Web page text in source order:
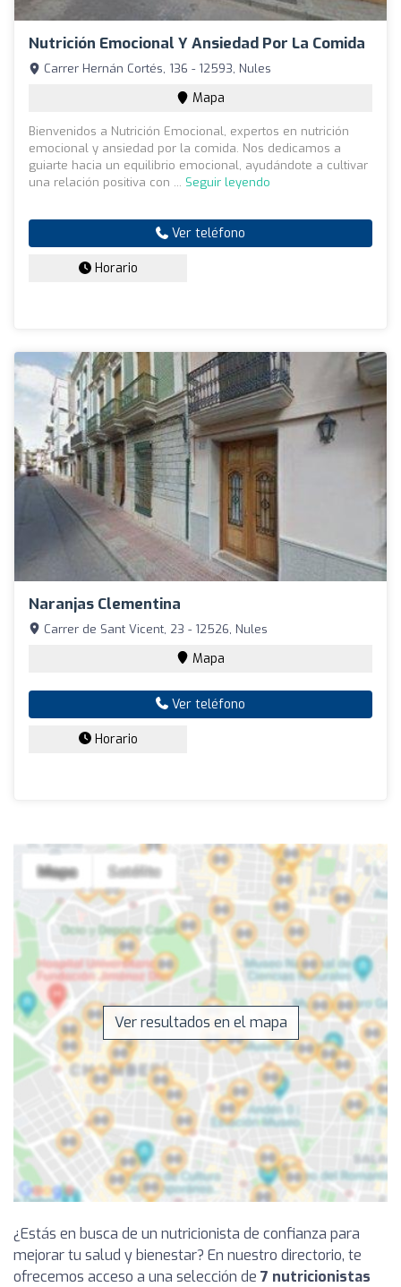
Nutrición Emocional Y Ansiedad Por La Comida
Carrer Hernán Cortés, 136 - 12593, Nules
Mapa
Bienvenidos a Nutrición Emocional, expertos en nutrición
emocional y ansiedad por la comida. Nos dedicamos a
guiarte hacia un equilibrio emocional, ayudándote a cultivar
una relación positiva con ... Seguir leyendo
Ver teléfono
Horario
Naranjas Clementina
Carrer de Sant Vicent, 23 - 12526, Nules
Mapa
Ver teléfono
Horario
Ver resultados en el mapa
¿Estás en busca de un nutricionista de confianza para
mejorar tu salud y bienestar? En nuestro directorio, te
ofrecemos acceso a una selección de 7 nutricionistas